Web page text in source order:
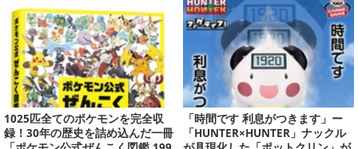
に追加へ
1025匹全てのポケモンを完全収
録！30年の歴史を詰め込んだ一冊
「時間です 利息がつきます」ー
「HUNTER×HUNTER」ナックル